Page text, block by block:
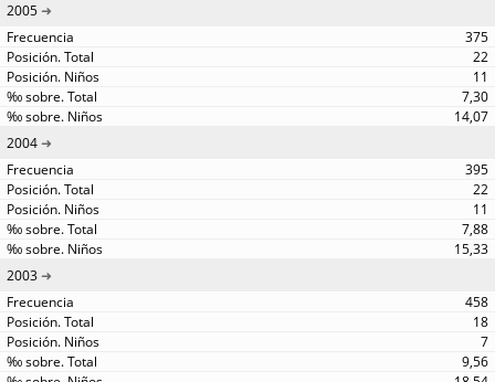
2005
375
22
11
7,30
14,07
2004
395
22
11
7,88
15,33
2003
458
18
7
9,56